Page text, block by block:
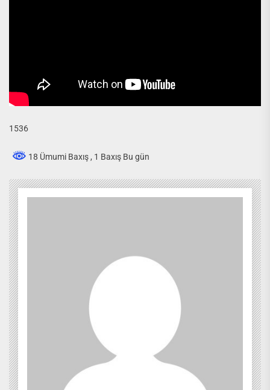
1536
18 Ümumi Baxış , 1 Baxış Bu gün